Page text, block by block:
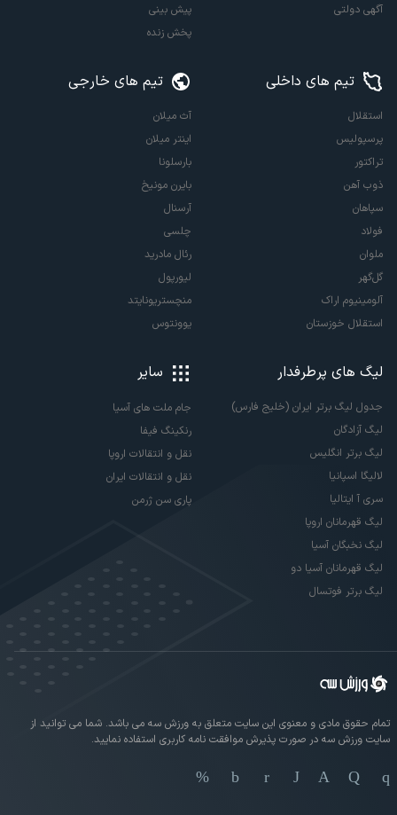
آگهی دولتی
پیش بینی
پخش زنده
تیم های داخلی
استقلال
پرسپولیس
تراکتور
ذوب آهن
سپاهان
فولاد
ملوان
گل‌گهر
آلومینیوم اراک
استقلال خوزستان
تیم های خارجی
آث میلان
اینتر میلان
بارسلونا
بایرن مونیخ
آرسنال
چلسی
رئال مادرید
لیورپول
منچستریونایتد
یوونتوس
لیگ های پرطرفدار
جدول لیگ برتر ایران (خلیج فارس)
لیگ آزادگان
لیگ برتر انگلیس
لالیگا اسپانیا
سری آ ایتالیا
لیگ قهرمانان اروپا
لیگ نخبگان آسیا
لیگ قهرمانان آسیا دو
لیگ برتر فوتسال
سایر
جام ملت های آسیا
رنکینگ فیفا
نقل و انتقالات اروپا
نقل و انتقالات ایران
پاری سن ژرمن
تمام حقوق مادی و معنوی این سایت متعلق به ورزش سه می باشد. شما می توانید از
سایت ورزش سه در صورت پذیرش موافقت نامه کاربری استفاده نمایید.